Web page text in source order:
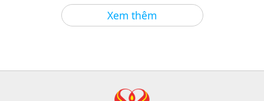
Xem thêm
2026-08-06
25:38